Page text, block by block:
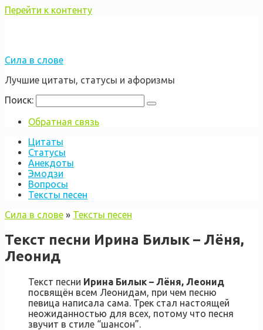
Перейти к контенту
Сила в слове
Лучшие цитаты, статусы и афоризмы
Поиск:
Обратная связь
Цитаты
Статусы
Анекдоты
Эмодзи
Вопросы
Тексты песен
Сила в слове » Тексты песен
Текст песни Ирина Билык – Лёня,
Леонид
Текст песни Ирина Билык – Лёня, Леонид
посвящён всем Леонидам, при чем песню
певица написала сама. Трек стал настоящей
неожиданностью для всех, потому что песня
звучит в стиле “шансон”.